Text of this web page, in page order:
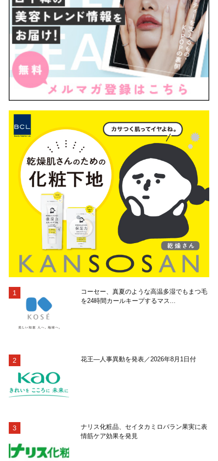
コーセー、真夏のような高温多湿でもまつ毛
を24時間カールキープするマス...
花王―人事異動を発表／2026年8月1日付
ナリス化粧品、セイタカミロバラン果実に表
情筋ケア効果を発見